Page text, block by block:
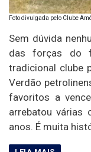
Foto divulgada pelo Clube
Sem dúvida
das forças do
tradicional clube
Verdão
favoritos a
arrebatou várias
anos. É muita